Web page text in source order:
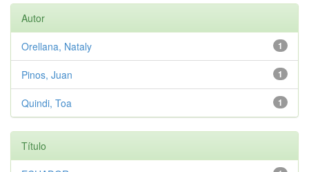
Autor
1
Orellana, Nataly
1
Pinos, Juan
1
Quindi, Toa
Título